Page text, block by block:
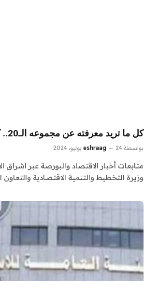
كل ما تريد معرفته عن مجموعه الـ20.. كيف تأسست؟ وما هى أهدافها؟
بواسطة eshraag 24 يوليو، 2024
متابعات أخبار الاقتصاد والبورصة عبر اشراق
وزيرة التخطيط والتنمية الاقتصادية